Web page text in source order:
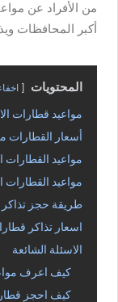
من الأفراد عن
أكبر المحافظات
المحتويات
مواعيد قطارات
أسعار القطارات
مواعيد القطارات
مواعيد القطارات
طريقة حجز تذاكر
اسعار تذاكر
الاسئلة الشائعة
كيف اعرف
كيف احجز